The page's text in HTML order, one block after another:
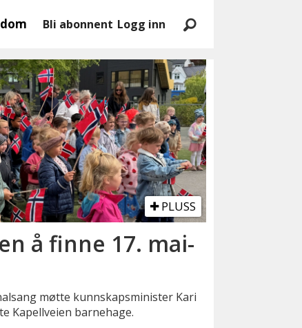
Bli abonnent Logg inn
PLUSS
å finne 17. mai-
møtte kunnskapsminister Kari
Kapellveien barnehage.